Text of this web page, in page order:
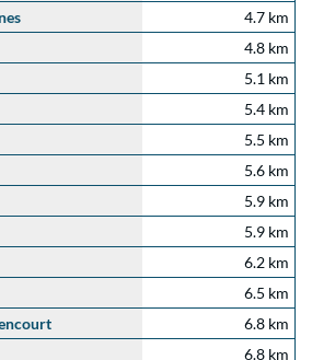
4.7 km
4.8 km
5.1 km
5.4 km
5.5 km
5.6 km
5.9 km
5.9 km
6.2 km
6.5 km
6.8 km
6.8 km